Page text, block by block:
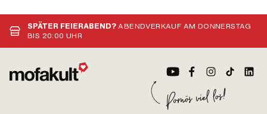
SPÄTER FEIERABEND?ABENDVERKAUF AM DONNERSTAG
BIS 20:00 UHR